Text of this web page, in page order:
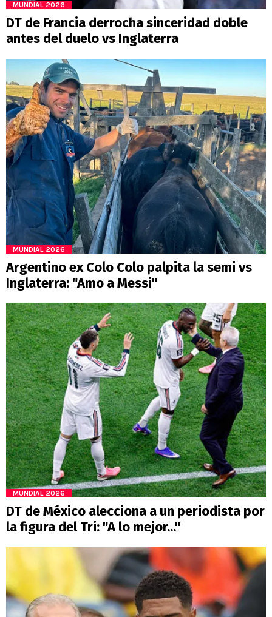
MUNDIAL 2026
DT de Francia derrocha sinceridad doble
antes del duelo vs Inglaterra
MUNDIAL 2026
Argentino ex Colo Colo palpita la semi vs
Inglaterra: "Amo a Messi"
MUNDIAL 2026
DT de México alecciona a un periodista por
la figura del Tri: "A lo mejor..."